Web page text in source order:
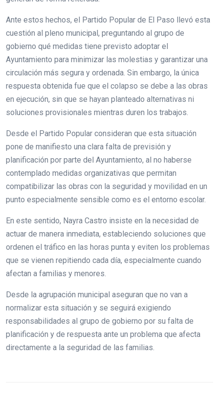
Ante estos hechos, el Partido Popular de El Paso llevó esta
cuestión al pleno municipal, preguntando al grupo de
gobierno qué medidas tiene previsto adoptar el
Ayuntamiento para minimizar las molestias y garantizar una
circulación más segura y ordenada. Sin embargo, la única
respuesta obtenida fue que el colapso se debe a las obras
en ejecución, sin que se hayan planteado alternativas ni
soluciones provisionales mientras duren los trabajos.
Desde el Partido Popular consideran que esta situación
pone de manifiesto una clara falta de previsión y
planificación por parte del Ayuntamiento, al no haberse
contemplado medidas organizativas que permitan
compatibilizar las obras con la seguridad y movilidad en un
punto especialmente sensible como es el entorno escolar.
En este sentido, Nayra Castro insiste en la necesidad de
actuar de manera inmediata, estableciendo soluciones que
ordenen el tráfico en las horas punta y eviten los problemas
que se vienen repitiendo cada día, especialmente cuando
afectan a familias y menores.
Desde la agrupación municipal aseguran que no van a
normalizar esta situación y se seguirá exigiendo
responsabilidades al grupo de gobierno por su falta de
planificación y de respuesta ante un problema que afecta
directamente a la seguridad de las familias.